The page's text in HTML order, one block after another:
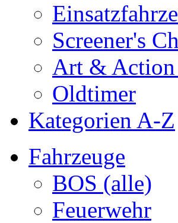
Screener's
Art & Action
Oldtimer
Kategorien A-Z
Fahrzeuge
BOS (alle)
Feuerwehr